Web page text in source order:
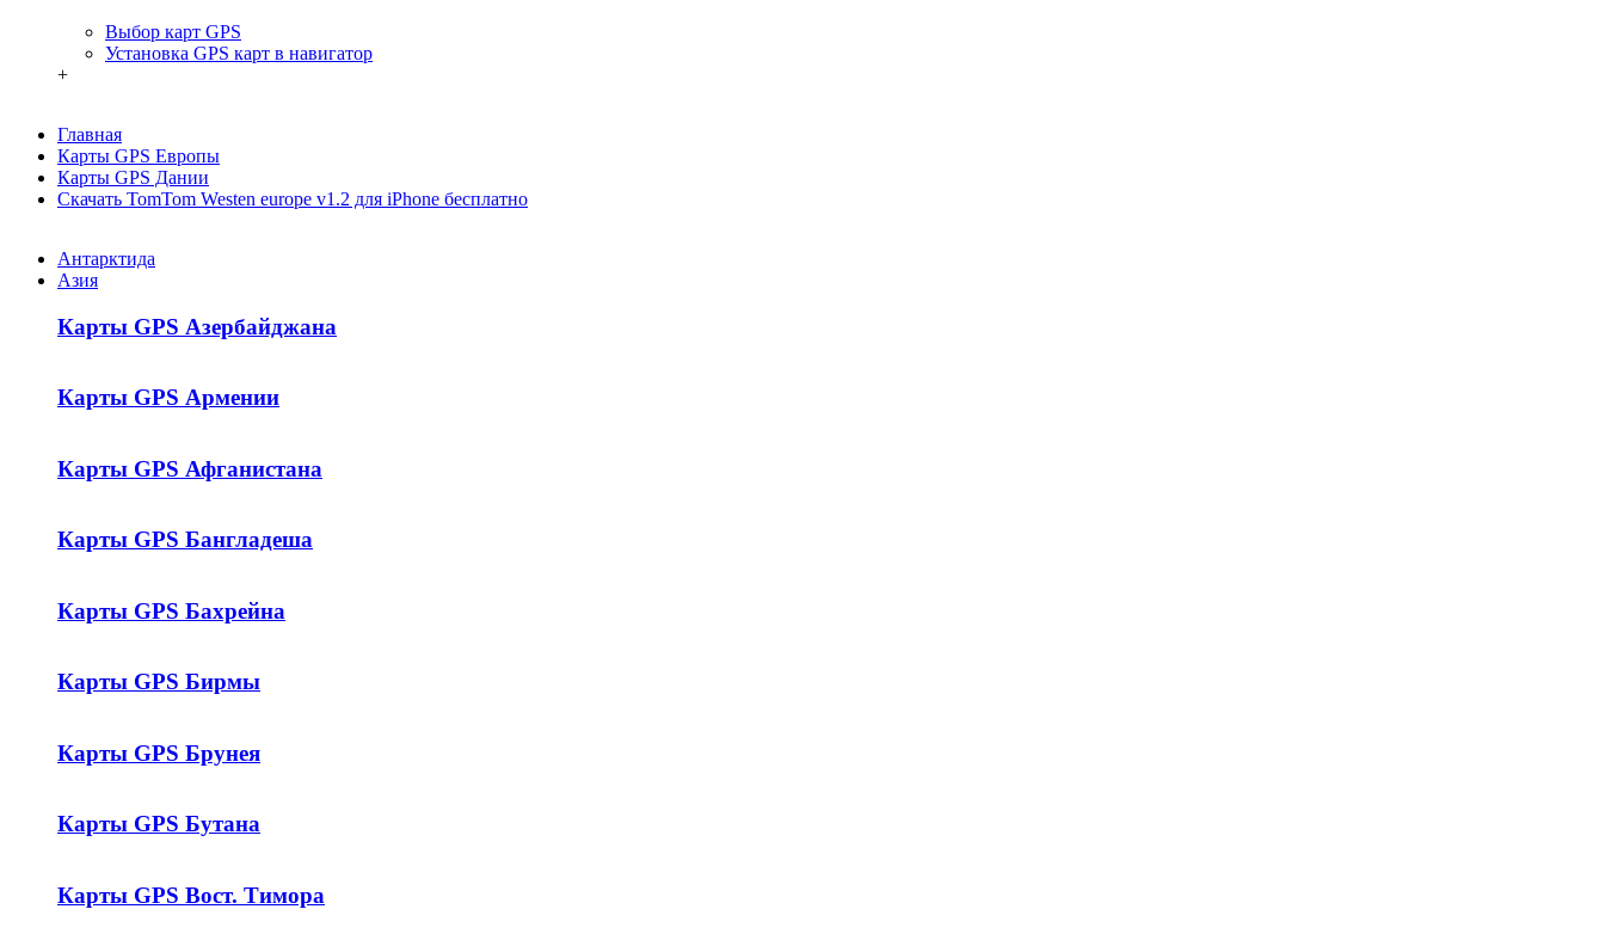
Выбор карт GPS
Установка GPS карт в навигатор
+
Главная
Карты GPS Европы
Карты GPS Дании
Скачать TomTom Westen europe v1.2 для iPhone бесплатно
Антарктида
Азия
Карты GPS Азербайджана
Карты GPS Армении
Карты GPS Афганистана
Карты GPS Бангладеша
Карты GPS Бахрейна
Карты GPS Бирмы
Карты GPS Брунея
Карты GPS Бутана
Карты GPS Вост. Тимора